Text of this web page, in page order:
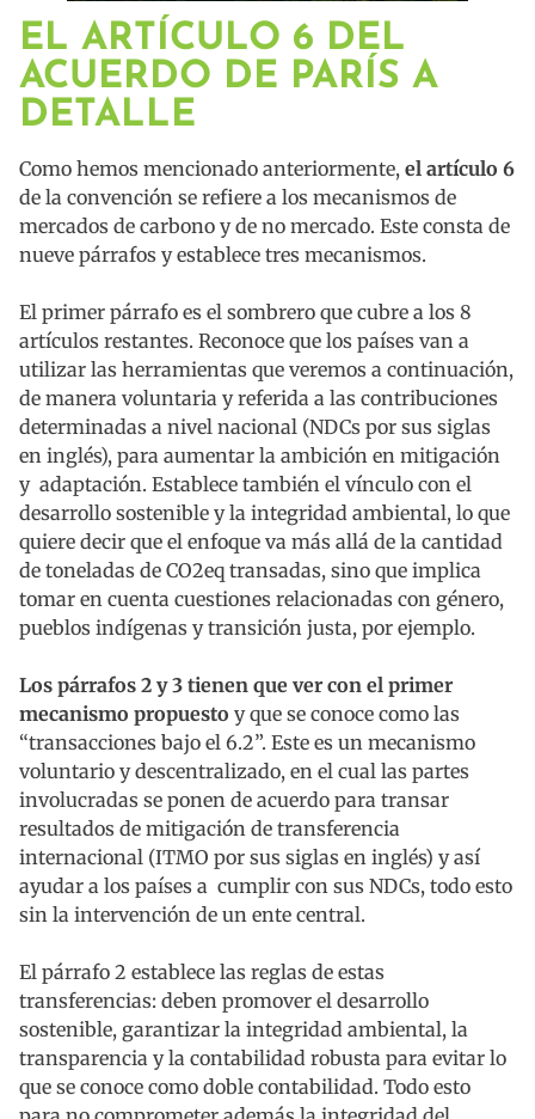
EL ARTÍCULO 6 DEL
ACUERDO DE PARÍS A
DETALLE
Como hemos mencionado anteriormente, el artículo 6
de la convención se refiere a los mecanismos de
mercados de carbono y de no mercado. Este consta de
nueve párrafos y establece tres mecanismos.
El primer párrafo es el sombrero que cubre a los 8
artículos restantes. Reconoce que los países van a
utilizar las herramientas que veremos a continuación,
de manera voluntaria y referida a las contribuciones
determinadas a nivel nacional (NDCs por sus siglas
en inglés), para aumentar la ambición en mitigación
y adaptación. Establece también el vínculo con el
desarrollo sostenible y la integridad ambiental, lo que
quiere decir que el enfoque va más allá de la cantidad
de toneladas de CO2eq transadas, sino que implica
tomar en cuenta cuestiones relacionadas con género,
pueblos indígenas y transición justa, por ejemplo.
Los párrafos 2 y 3 tienen que ver con el primer
mecanismo propuesto y que se conoce como las
“transacciones bajo el 6.2”. Este es un mecanismo
voluntario y descentralizado, en el cual las partes
involucradas se ponen de acuerdo para transar
resultados de mitigación de transferencia
internacional (ITMO por sus siglas en inglés) y así
ayudar a los países a cumplir con sus NDCs, todo esto
sin la intervención de un ente central.
El párrafo 2 establece las reglas de estas
transferencias: deben promover el desarrollo
sostenible, garantizar la integridad ambiental, la
transparencia y la contabilidad robusta para evitar lo
que se conoce como doble contabilidad. Todo esto